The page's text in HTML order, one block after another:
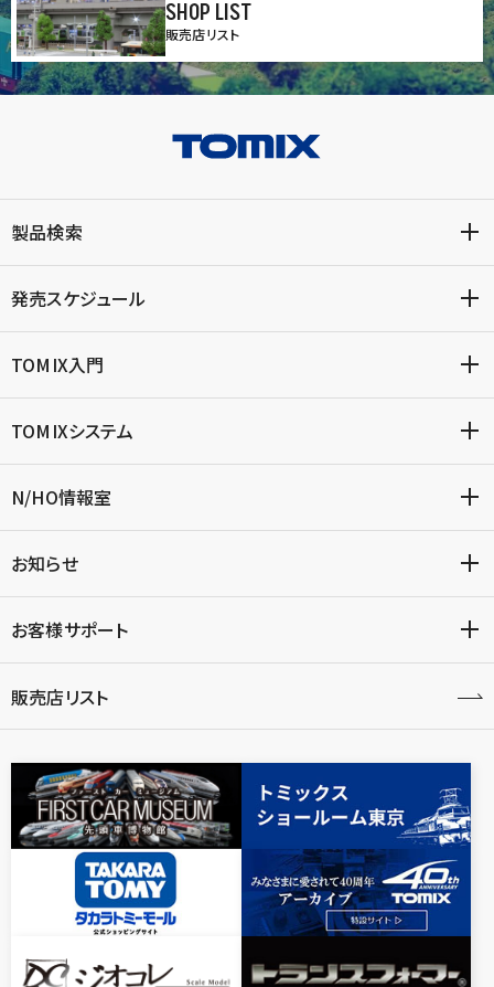
SHOP LIST
販売店リスト
製品検索
発売スケジュール
TOMIX入門
TOMIXシステム
N/HO情報室
お知らせ
お客様サポート
販売店リスト